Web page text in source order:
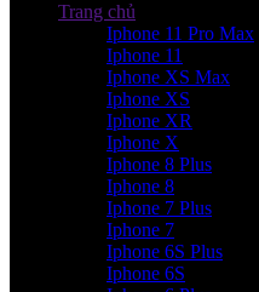
Trang chủ
Iphone 11 Pro Max
Iphone 11
Iphone XS Max
Iphone XS
Iphone XR
Iphone X
Iphone 8 Plus
Iphone 8
Iphone 7 Plus
Iphone 7
Iphone 6S Plus
Iphone 6S